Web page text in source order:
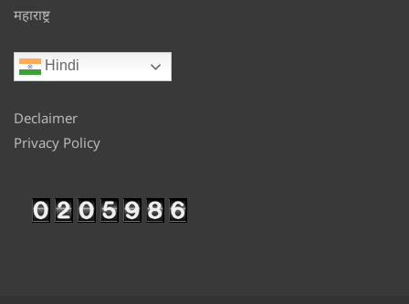
महाराष्ट्र
Hindi
Declaimer
Privacy Policy